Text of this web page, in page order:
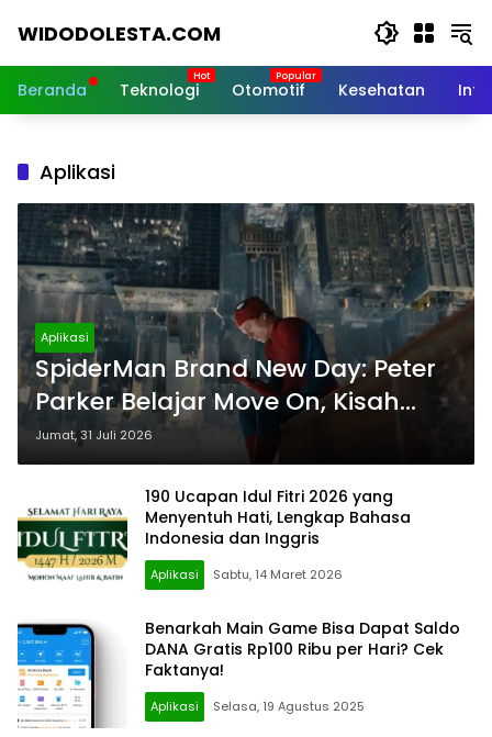
WIDODOLESTA.COM
dan
Terkini
Beranda Teknologi Otomotif Kesehatan
Aplikasi
Aplikasi
SpiderMan Brand New Day: Peter
Parker Belajar Move On, Kisah
Spider-Man yang Lebih Dewasa
dan Penuh Emosi
Jumat, 31 Juli 2026
190 Ucapan Idul Fitri 2026 yang
Menyentuh Hati, Lengkap Bahasa
Indonesia dan Inggris
Aplikasi Sabtu, 14 Maret 2026
Benarkah Main Game Bisa Dapat Saldo
DANA Gratis Rp100 Ribu per Hari? Cek
Faktanya!
Aplikasi Selasa, 19 Agustus 2025